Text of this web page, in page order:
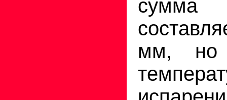
мм, но